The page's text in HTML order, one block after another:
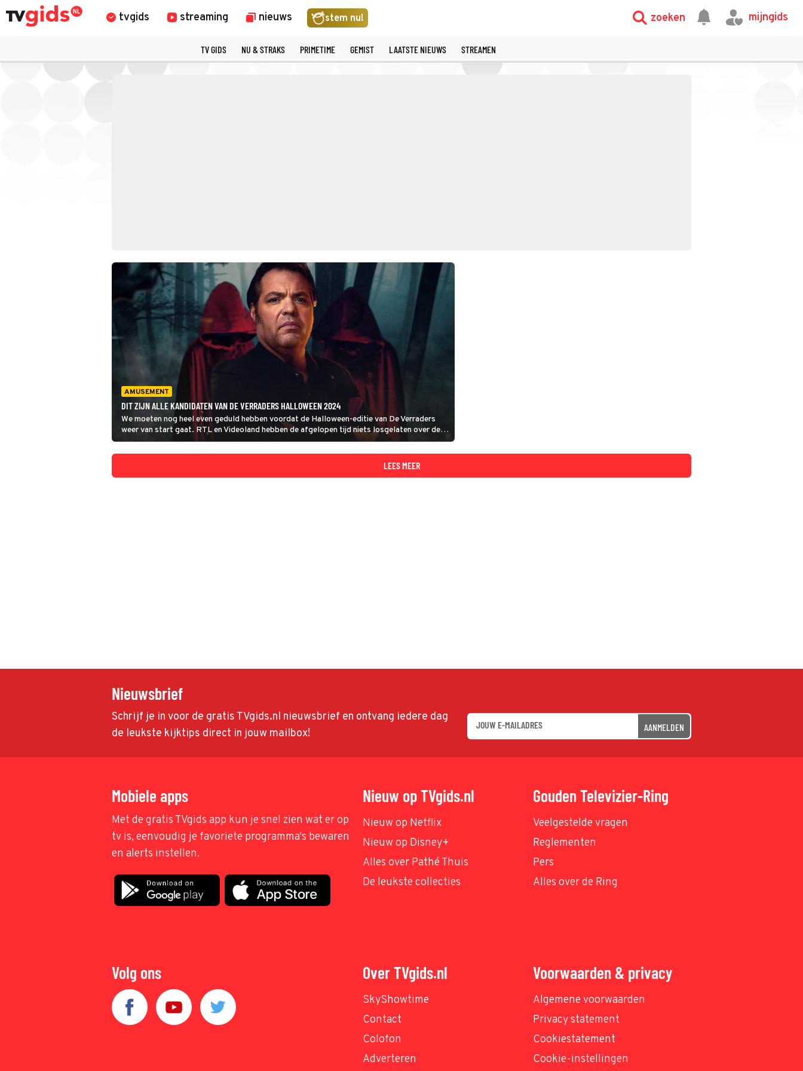
tvgids streaming nieuws stem nu! zoeken mijngids
TV GIDS NU & STRAKS PRIMETIME GEMIST LAATSTE NIEUWS STREAMEN
AMUSEMENT
DIT ZIJN ALLE KANDIDATEN VAN DE VERRADERS HALLOWEEN 2024
We moeten nog heel even geduld hebben voordat de Halloween-editie van De Verraders
weer van start gaat. RTL en Videoland hebben de afgelopen tijd niets losgelaten over de
kandidaten, al waren er wel geruchten over potentiële deelnemers. Maar nu zijn
eindelijk alle namen bekend!
LEES MEER
Nieuwsbrief
Schrijf je in voor de gratis TVgids.nl nieuwsbrief en ontvang iedere dag
de leukste kijktips direct in jouw mailbox!
AANMELDEN
Mobiele apps
Met de gratis TVgids app kun je snel zien wat er op
tv is, eenvoudig je favoriete programma's bewaren
en alerts instellen.
Nieuw op TVgids.nl
Nieuw op Netflix
Nieuw op Disney+
Alles over Pathé Thuis
De leukste collecties
Gouden Televizier-Ring
Veelgestelde vragen
Reglementen
Pers
Alles over de Ring
Volg ons Over TVgids.nl
SkyShowtime
Contact
Colofon
Adverteren
Voorwaarden & privacy
Algemene voorwaarden
Privacy statement
Cookiestatement
Cookie-instellingen